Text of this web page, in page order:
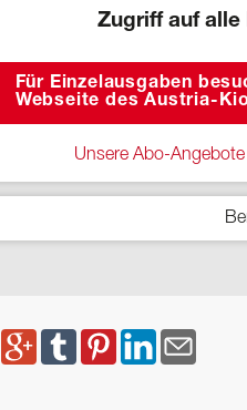
Zugriff auf alle
Für Einzelausgaben
Webseite des Austria-
Unsere Abo-